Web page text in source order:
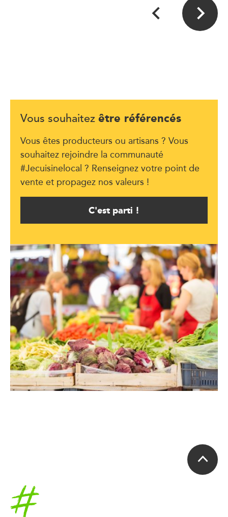
Vous souhaitez être référencés
Vous êtes producteurs ou artisans ? Vous
souhaitez rejoindre la communauté
#Jecuisinelocal ? Renseignez votre point de
vente et propagez nos valeurs !
C'est parti !
Accueil